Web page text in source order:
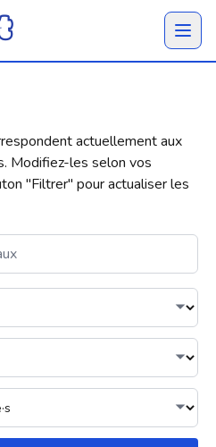
Ouvrir
actuellement aux
Modifiez-les selon vos
"Filtrer" pour actualiser les